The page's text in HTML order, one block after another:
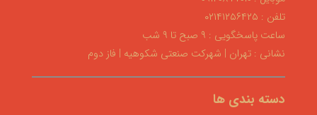
تلفن : ۰۲۱۴۱۲۵۶۴۲۵
ساعت پاسخگویی : ۹ صبح تا ۹ شب
نشانی : تهران | شهرکت صنعتی شکوهیه | فاز دوم
دسته بندی ها